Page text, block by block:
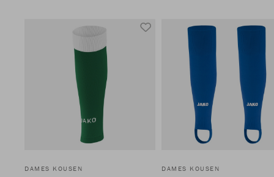
DAMES KOUSEN DAMES KOUSEN